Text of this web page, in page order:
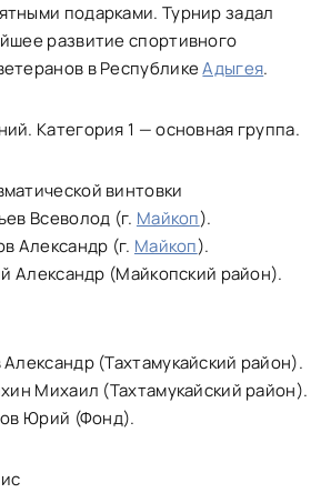
подарками. Турнир задал
развитие спортивного
в РеспубликеАдыгея.
Категория 1 — основная группа.
винтовки
Всеволод (г. Майкоп).
Александр (г. Майкоп).
Александр (Майкопский район).
(Тахтамукайский район).
Михаил (Тахтамукайский район).
Юрий (Фонд).